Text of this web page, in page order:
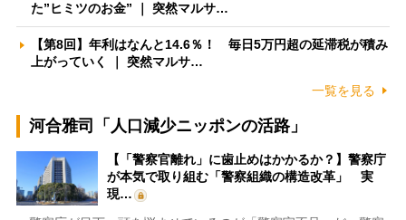
た”ヒミツのお金” ｜ 突然マルサ…
【第8回】年利はなんと14.6％！ 毎日5万円超の延滞税が積み
上がっていく ｜ 突然マルサ…
一覧を見る
河合雅司「人口減少ニッポンの活路」
【「警察官離れ」に歯止めはかかるか？】警察庁
が本気で取り組む「警察組織の構造改革」 実
現…